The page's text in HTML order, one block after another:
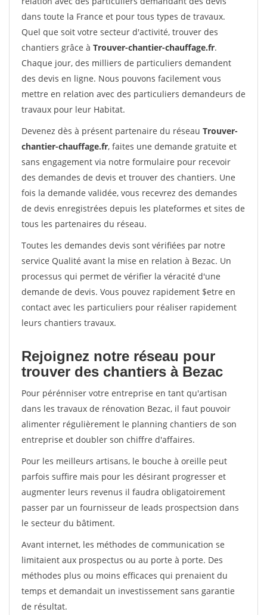
dans toute la France et pour tous types de travaux.
Quel que soit votre secteur d'activité, trouver des
chantiers grâce à Trouver-chantier-chauffage.fr.
Chaque jour, des milliers de particuliers demandent
des devis en ligne. Nous pouvons facilement vous
mettre en relation avec des particuliers demandeurs de
travaux pour leur Habitat.
Devenez dès à présent partenaire du réseau Trouver-
chantier-chauffage.fr, faites une demande gratuite et
sans engagement via notre formulaire pour recevoir
des demandes de devis et trouver des chantiers. Une
fois la demande validée, vous recevrez des demandes
de devis enregistrées depuis les plateformes et sites de
tous les partenaires du réseau.
Toutes les demandes devis sont vérifiées par notre
service Qualité avant la mise en relation à Bezac. Un
processus qui permet de vérifier la véracité d'une
demande de devis. Vous pouvez rapidement $etre en
contact avec les particuliers pour réaliser rapidement
leurs chantiers travaux.
Rejoignez notre réseau pour
trouver des chantiers à Bezac
Pour pérénniser votre entreprise en tant qu'artisan
dans les travaux de rénovation Bezac, il faut pouvoir
alimenter régulièrement le planning chantiers de son
entreprise et doubler son chiffre d'affaires.
Pour les meilleurs artisans, le bouche à oreille peut
parfois suffire mais pour les désirant progresser et
augmenter leurs revenus il faudra obligatoirement
passer par un fournisseur de leads prospectsion dans
le secteur du bâtiment.
Avant internet, les méthodes de communication se
limitaient aux prospectus ou au porte à porte. Des
méthodes plus ou moins efficaces qui prenaient du
temps et demandait un investissement sans garantie
de résultat.